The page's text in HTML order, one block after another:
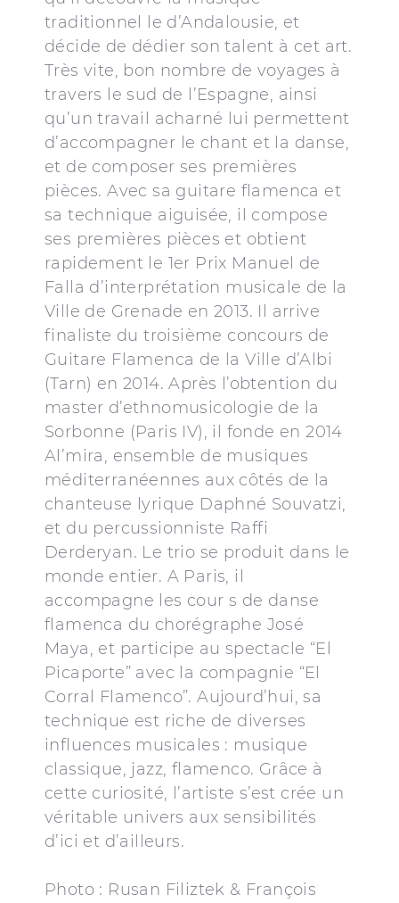
traditionnel le d’Andalousie, et
décide de dédier son talent à cet art.
Très vite, bon nombre de voyages à
travers le sud de l’Espagne, ainsi
qu’un travail acharné lui permettent
d’accompagner le chant et la danse,
et de composer ses premières
pièces. Avec sa guitare flamenca et
sa technique aiguisée, il compose
ses premières pièces et obtient
rapidement le 1er Prix Manuel de
Falla d’interprétation musicale de la
Ville de Grenade en 2013. Il arrive
finaliste du troisième concours de
Guitare Flamenca de la Ville d’Albi
(Tarn) en 2014. Après l’obtention du
master d’ethnomusicologie de la
Sorbonne (Paris IV), il fonde en 2014
Al’mira, ensemble de musiques
méditerranéennes aux côtés de la
chanteuse lyrique Daphné Souvatzi,
et du percussionniste Raffi
Derderyan. Le trio se produit dans le
monde entier. A Paris, il
accompagne les cour s de danse
flamenca du chorégraphe José
Maya, et participe au spectacle “El
Picaporte” avec la compagnie “El
Corral Flamenco”. Aujourd’hui, sa
technique est riche de diverses
influences musicales : musique
classique, jazz, flamenco. Grâce à
cette curiosité, l’artiste s’est crée un
véritable univers aux sensibilités
d’ici et d’ailleurs.
Photo : Rusan Filiztek & François